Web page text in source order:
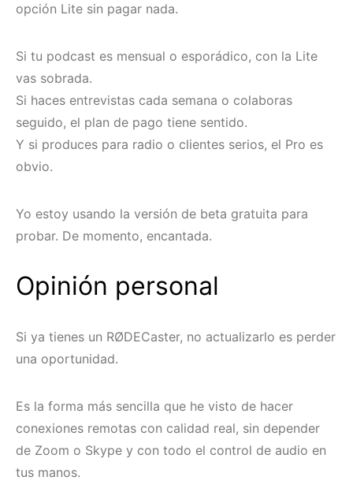
opción Lite sin pagar nada.
Si tu podcast es mensual o esporádico, con la Lite
vas sobrada.
Si haces entrevistas cada semana o colaboras
seguido, el plan de pago tiene sentido.
Y si produces para radio o clientes serios, el Pro es
obvio.
Yo estoy usando la versión de beta gratuita para
probar. De momento, encantada.
Opinión personal
Si ya tienes un RØDECaster, no actualizarlo es perder
una oportunidad.
Es la forma más sencilla que he visto de hacer
conexiones remotas con calidad real, sin depender
de Zoom o Skype y con todo el control de audio en
tus manos.